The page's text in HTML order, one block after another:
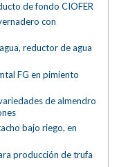
de fondo CIOFER
con
reductor de agua
FG en pimiento
de almendro
bajo riego, en
producción de trufa